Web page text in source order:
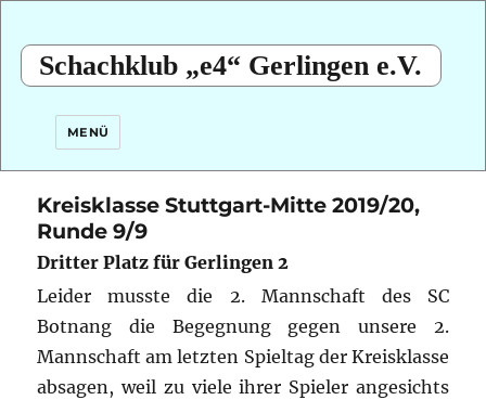
Schachklub „e4“ Gerlingen e.V.
MENÜ
Kreisklasse Stuttgart-Mitte 2019/20,
Runde 9/9
Dritter Platz für Gerlingen 2
Leider musste die 2. Mannschaft des SC
Botnang die Begegnung gegen unsere 2.
Mannschaft am letzten Spieltag der Kreisklasse
absagen, weil zu viele ihrer Spieler angesichts